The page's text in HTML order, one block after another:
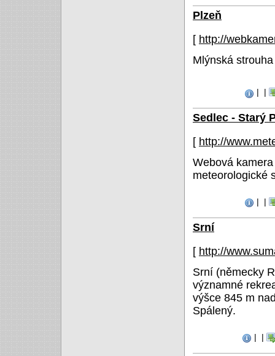
Plzeň
[ http://
Mlýnská
| |
Sedlec - Starý
[ http://
Webová
meteorologické
| |
Srní
[ http://
Srní (německy
významné
výšce 845 m
Spálený.
| |